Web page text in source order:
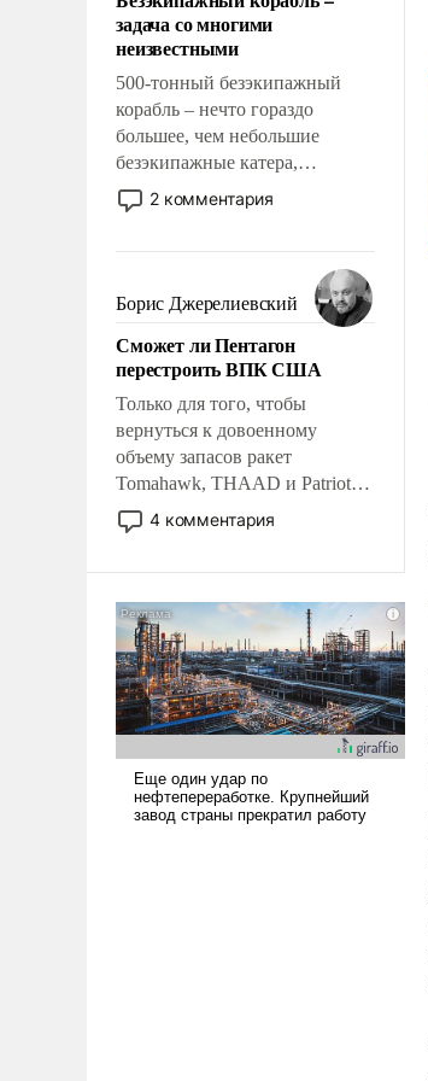
адаптироваться.
задача со многими
неизвестными
500-тонный безэкипажный
корабль – нечто гораздо
большее, чем небольшие
безэкипажные катера,
применение которых уже
стало обыденностью. Задача по
сложна и амбициозна. Однако
и ее реализация радикально
поднимет наши боевые
возможности.
2 комментария
Борис Джерелиевский
Сможет ли Пентагон
перестроить ВПК США
Только для того, чтобы
вернуться к довоенному
объему запасов ракет
Tomahawk, THAAD и Patriot
США потребуется более трех
лет. Даже небольшая война с
Сложившаяся ситуация
означает многолетний период
уязвимости США, например,
перед Китаем.
4 комментария